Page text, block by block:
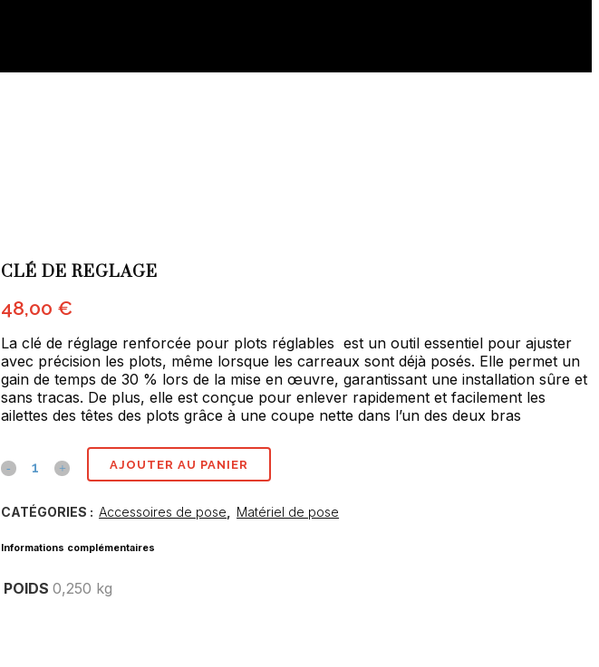
CLÉ DE REGLAGE
48,00 €
La clé de réglage renforcée pour plots réglables est un outil essentiel pour ajuster
avec précision les plots, même lorsque les carreaux sont déjà posés. Elle permet un
gain de temps de 30 % lors de la mise en œuvre, garantissant une installation sûre et
sans tracas. De plus, elle est conçue pour enlever rapidement et facilement les
ailettes des têtes des plots grâce à une coupe nette dans l’un des deux bras
Clé
AJOUTER AU PANIER
CATÉGORIES : Accessoires de pose Matériel de pose
Informations complémentaires
POIDS 0,250 kg